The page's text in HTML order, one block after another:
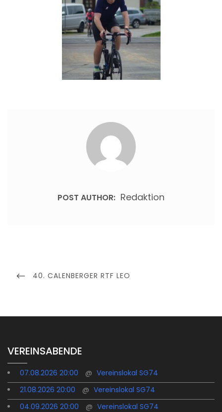
POST AUTHOR: Redaktion
PREVIOUS
40. CALENBERGER RTF LEO
VEREINSABENDE
07.08.2026 20:00 @ Vereinslokal SG74
21.08.2026 20:00
@ Vereinslokal SG74
04.09.2026 20:00
@ Vereinslokal SG74